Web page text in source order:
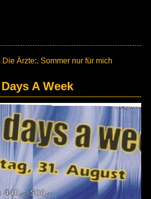
Die Ärzte:. Sommer nur für mich
A Week